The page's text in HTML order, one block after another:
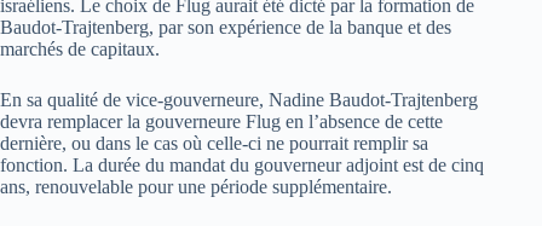
israéliens. Le choix de Flug aurait été dicté par la formation de
Baudot-Trajtenberg, par son expérience de la banque et des
marchés de capitaux.
En sa qualité de vice-gouverneure, Nadine Baudot-Trajtenberg
devra remplacer la gouverneure Flug en l’absence de cette
dernière, ou dans le cas où celle-ci ne pourrait remplir sa
fonction. La durée du mandat du gouverneur adjoint est de cinq
ans, renouvelable pour une période supplémentaire.